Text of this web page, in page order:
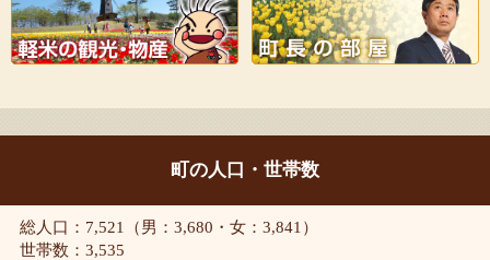
町の人口・世帯数
総人口：7,521（男：3,680・女：3,841）
世帯数：3,535